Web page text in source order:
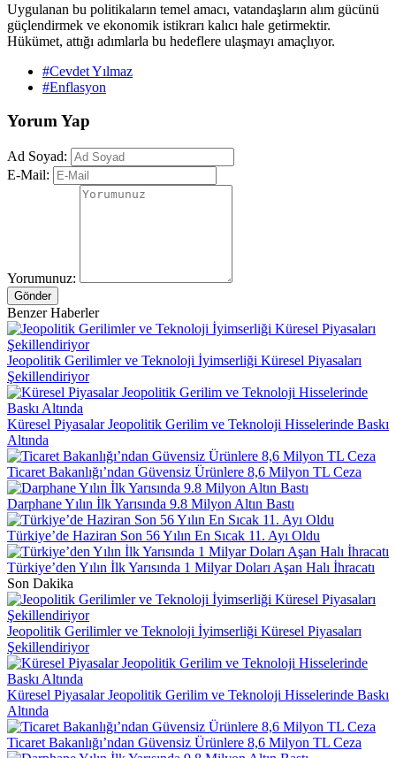
Uygulanan bu politikaların temel amacı, vatandaşların alım gücünü
güçlendirmek ve ekonomik istikrarı kalıcı hale getirmektir.
Hükümet, attığı adımlarla bu hedeflere ulaşmayı amaçlıyor.
#Cevdet Yılmaz
#Enflasyon
Yorum Yap
Ad Soyad:
E-Mail:
Yorumunuz:
Gönder
Benzer Haberler
Jeopolitik Gerilimler ve Teknoloji İyimserliği Küresel Piyasaları
Şekillendiriyor
Küresel Piyasalar Jeopolitik Gerilim ve Teknoloji Hisselerinde Baskı
Altında
Ticaret Bakanlığı’ndan Güvensiz Ürünlere 8,6 Milyon TL Ceza
Darphane Yılın İlk Yarısında 9.8 Milyon Altın Bastı
Türkiye’de Haziran Son 56 Yılın En Sıcak 11. Ayı Oldu
Türkiye’den Yılın İlk Yarısında 1 Milyar Doları Aşan Halı İhracatı
Son Dakika
Jeopolitik Gerilimler ve Teknoloji İyimserliği Küresel Piyasaları
Şekillendiriyor
Küresel Piyasalar Jeopolitik Gerilim ve Teknoloji Hisselerinde Baskı
Altında
Ticaret Bakanlığı’ndan Güvensiz Ürünlere 8,6 Milyon TL Ceza